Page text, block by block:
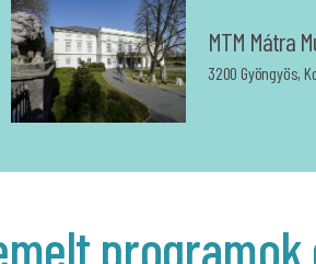
MTM Mátra
3200 Gyöngyös,